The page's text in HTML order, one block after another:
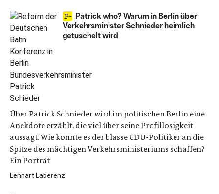
Patrick who? Warum in Berlin über
Verkehrsminister Schnieder heimlich
getuschelt wird
Über Patrick Schnieder wird im politischen Berlin eine
Anekdote erzählt, die viel über seine Profillosigkeit
aussagt. Wie konnte es der blasse CDU-Politiker an die
Spitze des mächtigen Verkehrsministeriums schaffen?
Ein Porträt
Lennart Laberenz